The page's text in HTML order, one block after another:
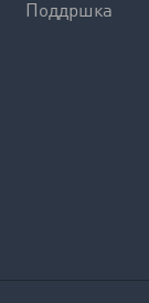
Поддршка